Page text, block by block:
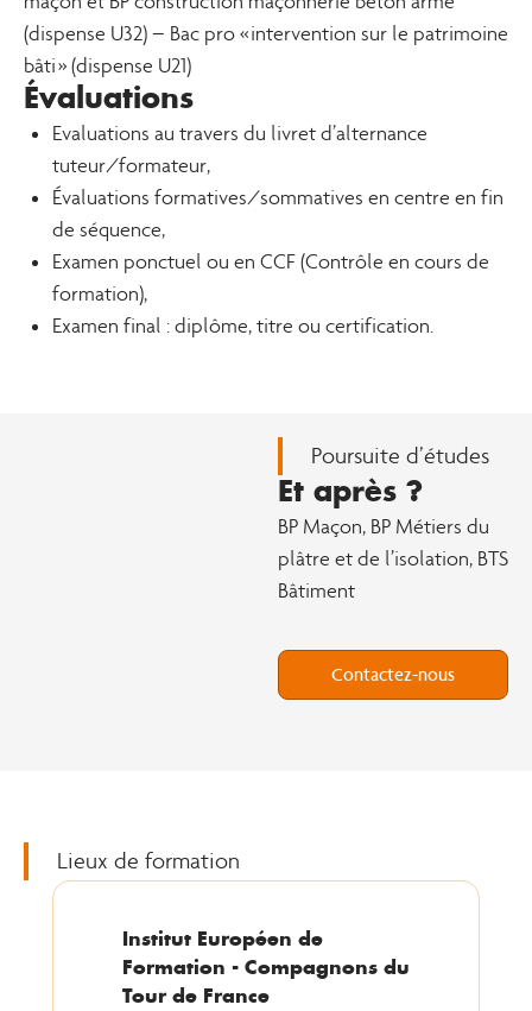
(dispense U32) – Bac pro « intervention sur le patrimoine
bâti » (dispense U21)
Évaluations
Evaluations au travers du livret d’alternance
tuteur/formateur,
Évaluations formatives/sommatives en centre en fin
de séquence,
Examen ponctuel ou en CCF (Contrôle en cours de
formation),
Examen final : diplôme, titre ou certification.
Poursuite d’études
Et après ?
BP Maçon, BP Métiers du
plâtre et de l’isolation, BTS
Bâtiment
Contactez-nous
Lieux de formation
Institut Européen de
Formation - Compagnons du
Tour de France